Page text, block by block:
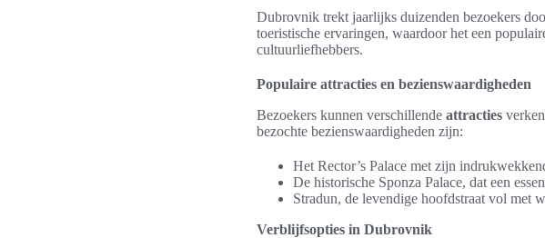
Dubrovnik trekt jaarlijks duizenden bezoekers
toeristische ervaringen, waardoor het een
cultuurliefhebbers.
Populaire attracties en bezienswaardigheden
Bezoekers kunnen verschillende attracties
bezochte bezienswaardigheden zijn:
Het Rector’s Palace met zijn
De historische Sponza Palace, dat een
Stradun, de levendige hoofdstraat vol met
Verblijfsopties in Dubrovnik